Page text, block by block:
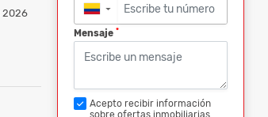
2026
▼
Mensaje *
Acepto recibir información